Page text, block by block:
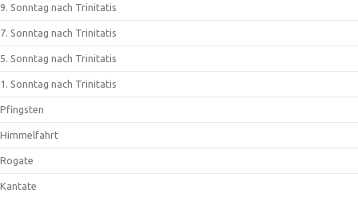
9. Sonntag nach Trinitatis
7. Sonntag nach Trinitatis
5. Sonntag nach Trinitatis
1. Sonntag nach Trinitatis
Pfingsten
Himmelfahrt
Rogate
Kantate